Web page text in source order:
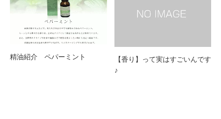
精油紹介 ペパーミント
【香り】って実はすごいんです
♪